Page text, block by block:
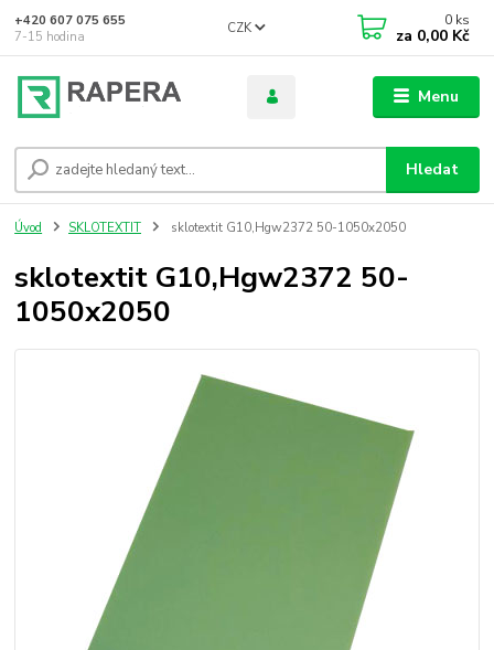
Menu
CZK
Hledat
+420 607 075 655
7-15 hodina
0 ks
za 0,00 Kč
Úvod SKLOTEXTIT sklotextit G10,Hgw2372 50-1050x2050
sklotextit G10,Hgw2372 50-
1050x2050